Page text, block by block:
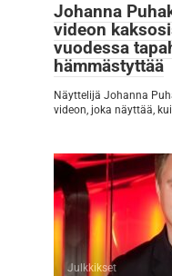
Johanna
videon
vuodessa
hämmästyttää
Näyttelijä Johanna
videon, joka näyttää,
Julkkikset